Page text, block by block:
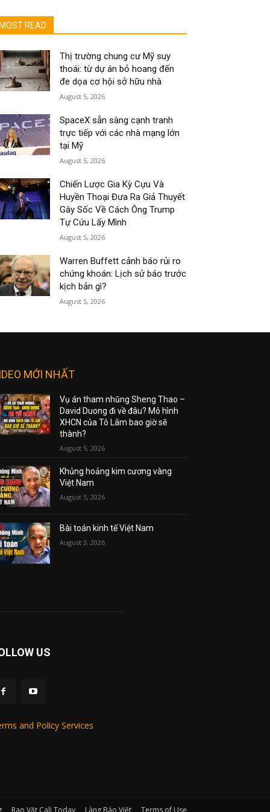
MOST READ
Thị trường chung cư Mỹ suy
thoái: từ dự án bỏ hoang đến
đe dọa cơ hội sở hữu nhà
August 5, 2026
SpaceX sẵn sàng cạnh tranh
trực tiếp với các nhà mạng lớn
tại Mỹ
August 5, 2026
Chiến Lược Gia Kỳ Cựu Và
Huyền Thoại Đưa Ra Giả Thuyết
Gây Sốc Về Cách Ông Trump
Tự Cứu Lấy Mình
August 5, 2026
Warren Buffett cảnh báo rủi ro
chứng khoán: Lịch sử báo trước
kịch bản gì?
August 5, 2026
MỚI NHẤT
Vụ án tham nhũng Sheng Thao –
David Duong đi về đâu? Mô hình
XHCN của Tô Lâm bao giờ sẽ
thành?
August 5, 2026
Khủng hoảng kim cương vàng
Việt Nam
August 5, 2026
Bài toán kinh tế Việt Nam
August 3, 2026
US
and Policy Services
Rao Vặt Cali Today Làng Báo Việt Terms of Use